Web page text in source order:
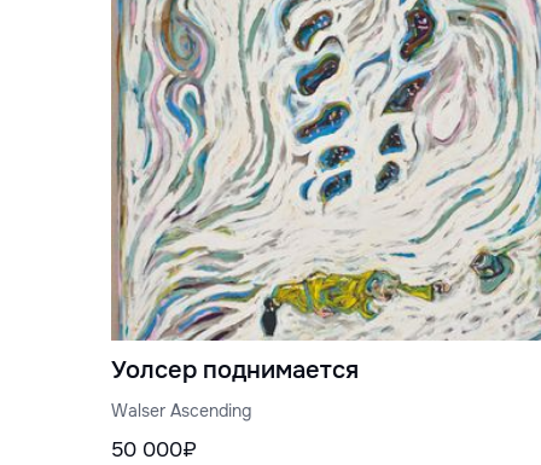
Крэн.
Уолсер поднимается
Walser Ascending
50 000₽